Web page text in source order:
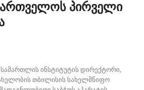
პირველი
ინსტიტუტის დირექტორი,
თბილისის სახელმწიფო